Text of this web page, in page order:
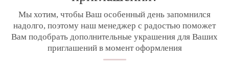
Мы хотим, чтобы Ваш особенный день запомнился
надолго, поэтому наш менеджер с радостью поможет
Вам подобрать дополнительные украшения для Ваших
приглашений в момент оформления